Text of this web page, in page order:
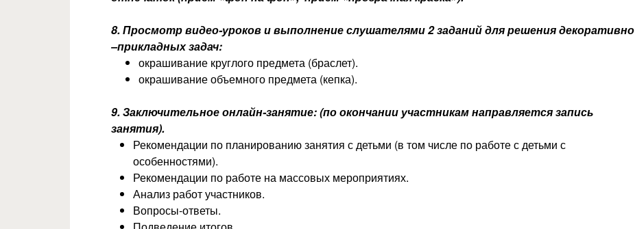
8. Просмотр видео-уроков и выполнение слушателями 2 заданий для решения декоративно
–прикладных задач:
окрашивание круглого предмета (браслет).
окрашивание объемного предмета (кепка).
9.Заключительное онлайн-занятие:(по окончании участникам направляется запись
занятия).
Рекомендации по планированию занятия с детьми (в том числе по работе с детьми с
особенностями).
Рекомендации по работе на массовых мероприятиях.
Анализ работ участников.
Вопросы-ответы.